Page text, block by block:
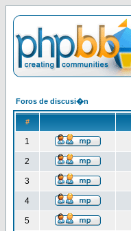
Foros de discusi�n
#
1
2
3
4
5